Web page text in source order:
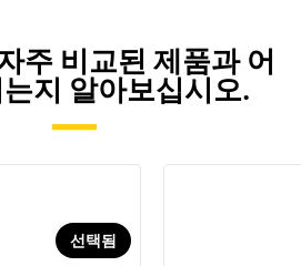
주 비교된 제품과 어
지 알아보십시오.
선택됨